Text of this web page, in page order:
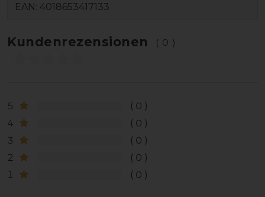
EAN: 4018653417133
Kundenrezensionen (0)
5
0
4
0
3
0
2
0
1
0